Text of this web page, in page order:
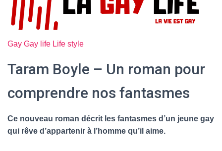
Gay Gay life Life style
Taram Boyle – Un roman pour
comprendre nos fantasmes
Ce nouveau roman décrit les fantasmes d’un jeune gay
qui rêve d’appartenir à l’homme qu’il aime.